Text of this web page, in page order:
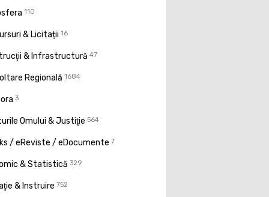
110
& Licitații 16
& Infrastructură 47
Regională 1684
3
Omului & Justiţie 564
/ eReviste / eDocumente 7
& Statistică 329
& Instruire 752